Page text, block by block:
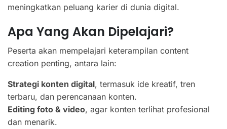
meningkatkan peluang karier di dunia digital.
Apa Yang Akan Dipelajari?
Peserta akan mempelajari keterampilan content
creation penting, antara lain:
Strategi konten digital, termasuk ide kreatif, tren
terbaru, dan perencanaan konten.
Editing foto & video, agar konten terlihat profesional
dan menarik.